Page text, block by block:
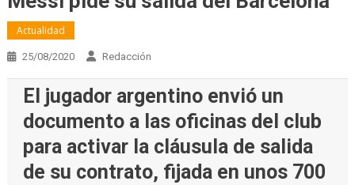
Actualidad
25/08/2020 Redacción
El jugador argentino envió un
documento a las oficinas del club
para activar la cláusula de salida
de su contrato, fijada en unos 700